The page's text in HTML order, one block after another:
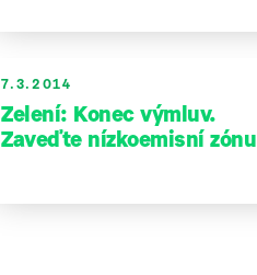
7.3.2014
Zelení: Konec výmluv.
Zaveďte nízkoemisní zónu